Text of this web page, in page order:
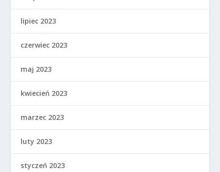
lipiec 2023
czerwiec 2023
maj 2023
kwiecień 2023
marzec 2023
luty 2023
styczeń 2023